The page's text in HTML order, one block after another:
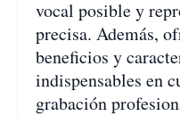
vocal posible y
precisa. Además,
beneficios y
indispensables en
grabación